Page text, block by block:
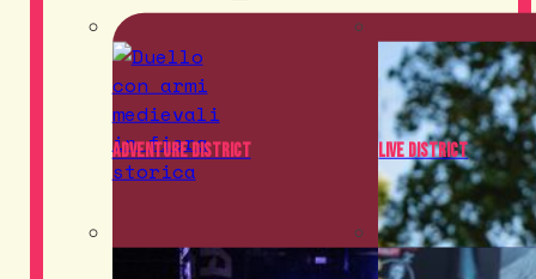
Adventure District Live District